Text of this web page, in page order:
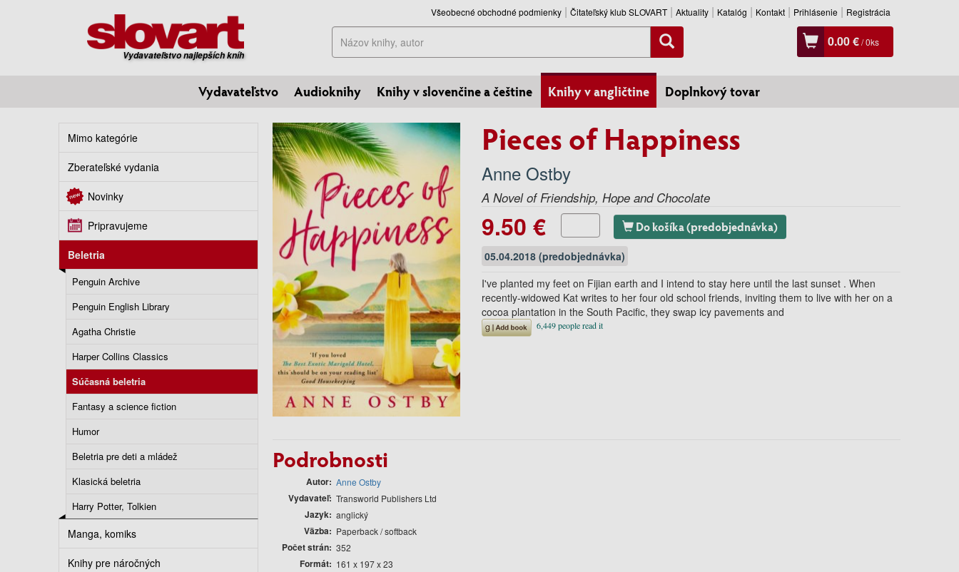
Vydavateľstvo najlepších kníh
Všeobecné obchodné podmienky Čitateľský klub SLOVART Aktuality Katalóg Kontakt Prihlásenie Registrácia
Hľadať 0.00 €/0ks
Vydavateľstvo Audioknihy Knihy v slovenčine a češtine Knihy v angličtine Doplnkový tovar
Mimo kategórie
Zberateľské vydania
Novinky
Pripravujeme
Beletria
Penguin Archive
Penguin English Library
Agatha Christie
Harper Collins Classics
Súčasná beletria
Fantasy a science fiction
Humor
Beletria pre deti a mládež
Klasická beletria
Harry Potter, Tolkien
Manga, komiks
Knihy pre náročných
Pieces of Happiness
Anne Ostby
A Novel of Friendship, Hope and Chocolate
9.50 € Do košíka (predobjednávka)
05.04.2018 (predobjednávka)
I've planted my feet on Fijian earth and I intend to stay here until the last sunset . When
recently-widowed Kat writes to her four old school friends, inviting them to live with her on a
cocoa plantation in the South Pacific, they swap icy pavements and
Podrobnosti
Autor Anne Ostby
Vydavateľ Transworld Publishers Ltd
Jazyk anglický
Väzba Paperback / softback
Počet strán 352
Formát 161 x 197 x 23